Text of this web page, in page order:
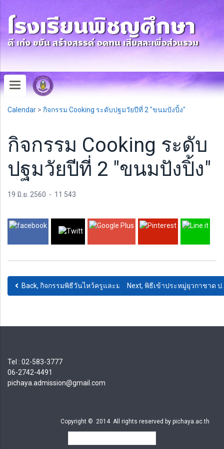
Calendar > กิจกรรม Cooking ระดับปฐมวัยปีที่ 2 "ขนมปังปิ้ง"
กิจกรรม Cooking ระดับ
ปฐมวัยปีที่ 2 "ขนมปังปิ้ง"
19 มิ.ย. 2560 - 11 543
Back, กิจกรรมพิธีวันไหว้ครูและมอบทุนการศึกษา "สูตะบุตร"
Next, พิธีเข้าประหมู่ยุวกาชาด
Tel : 02-583-3777
06-2742-4491
pichaya.admission@gmail.com
Copyright © 2014 All rights reserved by pichaya.ac.th